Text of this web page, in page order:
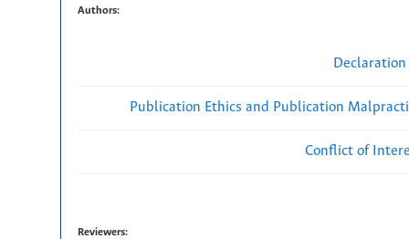
Authors:
Publication Ethics and Publication
Conflict of
Reviewers: